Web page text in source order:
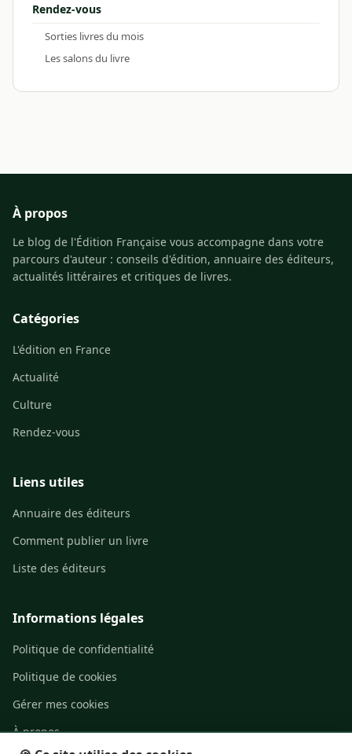
Rendez-vous
Sorties livres du mois
Les salons du livre
À propos
Le blog de l'Édition Française vous accompagne dans votre
parcours d'auteur : conseils d'édition, annuaire des éditeurs,
actualités littéraires et critiques de livres.
Catégories
L'édition en France
Actualité
Culture
Rendez-vous
Liens utiles
Annuaire des éditeurs
Comment publier un livre
Liste des éditeurs
Informations légales
Politique de confidentialité
Politique de cookies
Gérer mes cookies
À propos